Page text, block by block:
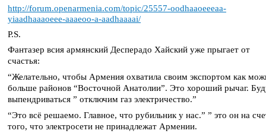
http://forum.openarmenia.com/topic/25557-oodhaaoeeeaa-
yiaadhaaaoeee-aaaeoo-a-aadhaaaai/
P.S.
Фантазер всия армянский Десперадо Хайский уже прыгает от
счастья:
“Желательно, чтобы Армения охватила своим экспортом как
больше районов “Восточной Анатолии”. Это хороший рычаг.
выпендриваться ” отключим газ электричество.”
“Это всё решаемо. Главное, что рубильник у нас.” ” это он на
того, что электросети не принадлежат Армении.